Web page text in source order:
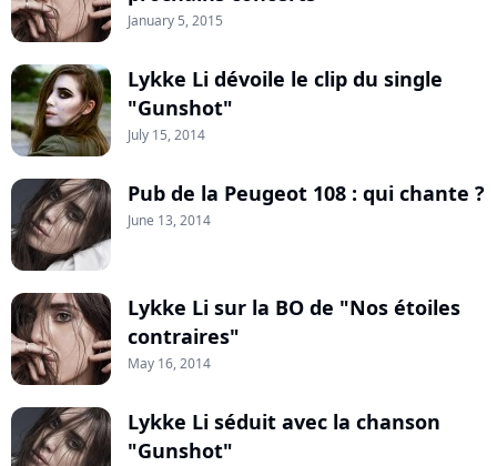
January 5, 2015
Lykke Li dévoile le clip du single
"Gunshot"
July 15, 2014
Pub de la Peugeot 108 : qui chante ?
June 13, 2014
Lykke Li sur la BO de "Nos étoiles
contraires"
May 16, 2014
Lykke Li séduit avec la chanson
"Gunshot"